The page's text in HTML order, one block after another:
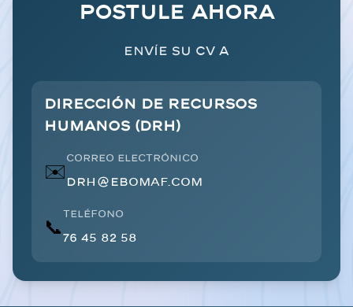
Postule ahora
Envíe su CV a
Dirección de Recursos
Humanos (DRH)
✉️
Correo electrónico
drh@ebomaf.com
📞
Teléfono
76 45 82 58